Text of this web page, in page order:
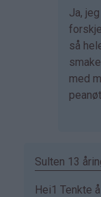
Som
svar
på
av
marte
(ikke
Ja,
så
med
Sulten 13
Som
Hei1 Tenkte